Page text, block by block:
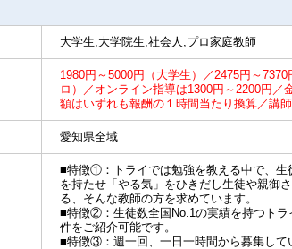
大学生,大学院生,社会人,プロ家庭教師
1980円～5000円（大学生）／2475円～
ロ）／オンライン指導は1300円～2200円
額はいずれも報酬の１時間当たり換算／講
愛知県全域
■特徴①：トライでは勉強を教える中で、生
を持たせ「やる気」をひきだし生徒や親御
る、そんな教師の方を求めています。
■特徴②：生徒数全国No.1の実績を持つト
件をご紹介可能です。
■特徴③：週一回、一日一時間から募集して